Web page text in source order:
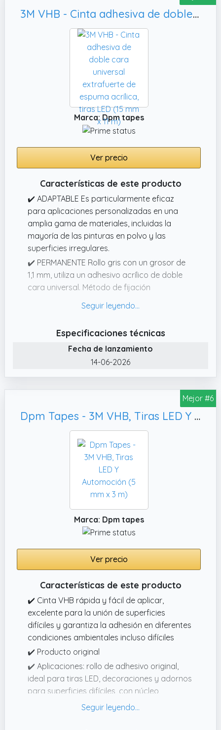
3M VHB - Cinta adhesiva de doble cara universal extrafuerte de espuma acrílica, tiras LED (15 mm x 11 m)
Marca: Dpm tapes
Ver precio
Características de este producto
✔️ ADAPTABLE Es particularmente eficaz
para aplicaciones personalizadas en una
amplia gama de materiales, incluidas la
mayoría de las pinturas en polvo y las
superficies irregulares.
✔️ PERMANENTE Rollo gris con un grosor de
1,1 mm, utiliza un adhesivo acrílico de doble
cara universal. Método de fijación
una alta resistencia y una larga durabilidad.
ideal para la unión de superficies difíciles y
garantiza la adhesión en diversas
condiciones ambientales, incluso en las más
exigentes.
✔️ MULTIUSO Rollo de cinta adhesiva original,
ideal para tiras LED, decoraciones y adornos
en superficies difíciles, con un núcleo
✔️ SUSTITUTIVO Los adhesivos VHB pueden
reemplazar los sistemas de fijación
mecánicos (remaches, soldaduras, tornillos)
y los adhesivos líquidos, eliminando la
necesidad de taladrar, lijar, acabar, atornillar
Especificaciones técnicas
Fecha de lanzamiento
14-06-2026
Mejor #6
Dpm Tapes - 3M VHB, Tiras LED Y Automoción (5 mm x 3 m)
Marca: Dpm tapes
Ver precio
Características de este producto
✔️ Cinta VHB rápida y fácil de aplicar,
excelente para la unión de superficies
difíciles y garantiza la adhesión en diferentes
condiciones ambientales incluso difíciles
✔️ Producto original
✔️ Aplicaciones: rollo de adhesivo original,
ideal para tiras LED, decoraciones y adornos
para superficies difíciles, con núcleo
conformable de espuma acrílica